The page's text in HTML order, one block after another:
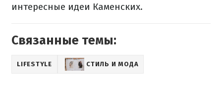
интересные идеи Каменских.
Связанные темы:
LIFESTYLE СТИЛЬ И МОДА